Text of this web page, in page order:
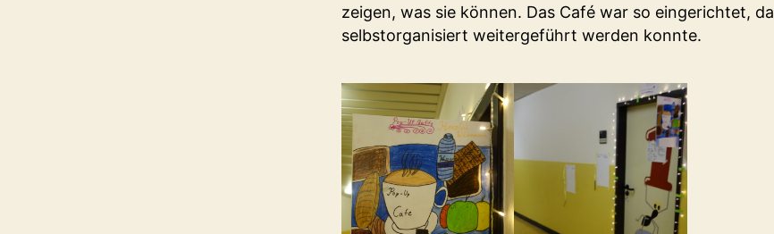
zeigen, was sie können. Das Café war so eingerichtet,
selbstorganisiert weitergeführt werden konnte.